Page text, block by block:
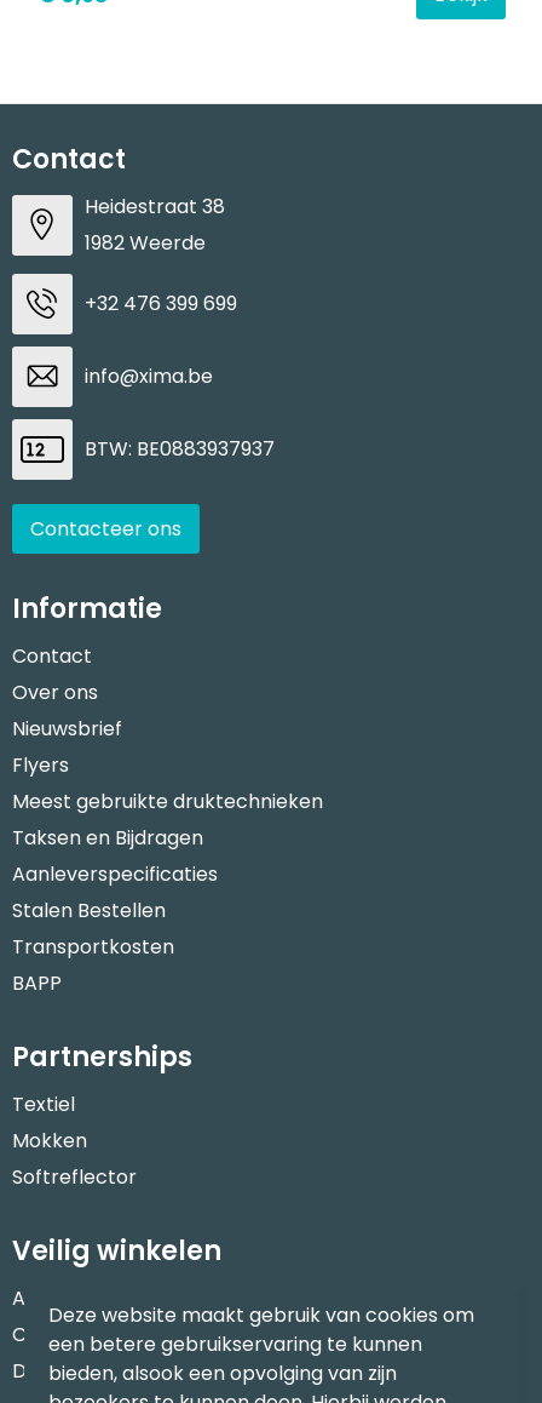
Contact
Heidestraat 38
1982 Weerde
+32 476 399 699
info@xima.be
BTW: BE0883937937
Contacteer ons
Informatie
Contact
Over ons
Nieuwsbrief
Flyers
Meest gebruikte druktechnieken
Taksen en Bijdragen
Aanleverspecificaties
Stalen Bestellen
Transportkosten
BAPP
Partnerships
Textiel
Mokken
Softreflector
Veilig winkelen
Algemene voorwaarden
Cookieverklaring
Disclaimer
Deze website maakt gebruik van cookies om
een betere gebruikservaring te kunnen
bieden, alsook een opvolging van zijn